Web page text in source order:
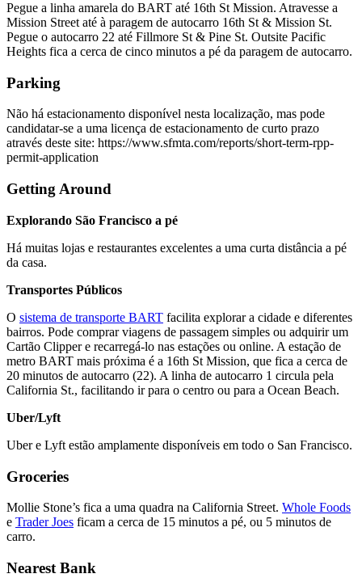
Pegue a linha amarela do BART até 16th St Mission. Atravesse a
Mission Street até à paragem de autocarro 16th St & Mission St.
Pegue o autocarro 22 até Fillmore St & Pine St. Outsite Pacific
Heights fica a cerca de cinco minutos a pé da paragem de autocarro.
Parking
Não há estacionamento disponível nesta localização, mas pode
candidatar-se a uma licença de estacionamento de curto prazo
através deste site: https://www.sfmta.com/reports/short-term-rpp-
permit-application
Getting Around
Explorando São Francisco a pé
Há muitas lojas e restaurantes excelentes a uma curta distância a pé
da casa.
Transportes Públicos
O sistema de transporte BART facilita explorar a cidade e diferentes
bairros. Pode comprar viagens de passagem simples ou adquirir um
Cartão Clipper e recarregá-lo nas estações ou online. A estação de
metro BART mais próxima é a 16th St Mission, que fica a cerca de
20 minutos de autocarro (22). A linha de autocarro 1 circula pela
California St., facilitando ir para o centro ou para a Ocean Beach.
Uber/Lyft
Uber e Lyft estão amplamente disponíveis em todo o San Francisco.
Groceries
Mollie Stone’s fica a uma quadra na California Street. Whole Foods
e Trader Joes ficam a cerca de 15 minutos a pé, ou 5 minutos de
carro.
Nearest Bank